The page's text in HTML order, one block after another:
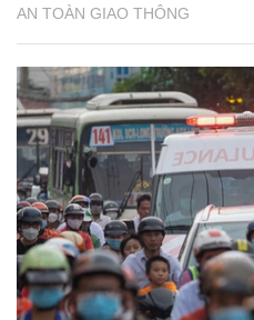
AN TOÀN GIAO THÔNG